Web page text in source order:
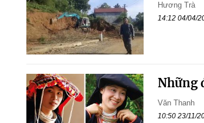
Hương Trà
14:12 04/04/
Những
Văn Thanh
10:50 23/11/